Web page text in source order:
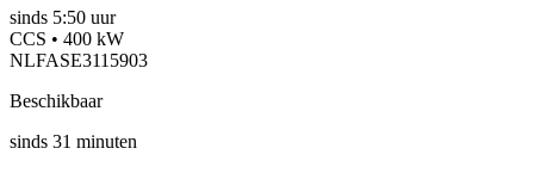
sinds 5:50 uur
CCS • 400 kW
NLFASE3115903
Beschikbaar
sinds 31 minuten